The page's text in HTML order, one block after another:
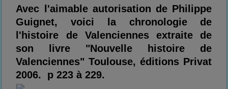
Avec l'aimable autorisation de Philippe
Guignet, voici la chronologie de
l'histoire de Valenciennes extraite de
son livre "Nouvelle histoire de
Valenciennes" Toulouse, éditions Privat
2006. p 223 à 229.